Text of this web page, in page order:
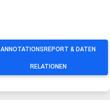
ANNOTATIONSREPORT & DATEN
RELATIONEN